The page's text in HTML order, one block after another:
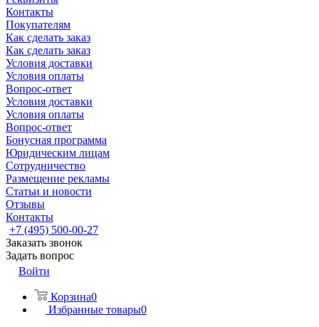
Контакты
Покупателям
Как сделать заказ
Как сделать заказ
Условия доставки
Условия оплаты
Вопрос-ответ
Условия доставки
Условия оплаты
Вопрос-ответ
Бонусная программа
Юридическим лицам
Сотрудничество
Размещение рекламы
Статьи и новости
Отзывы
Контакты
+7 (495) 500-00-27
Заказать звонок
Задать вопрос
Войти
Корзина0
Избранные товары0